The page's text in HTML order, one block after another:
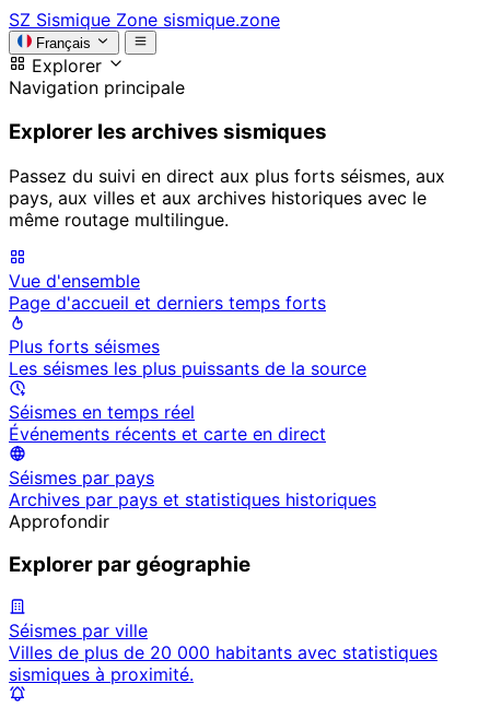
SZ Sismique Zone sismique.zone
Français
Explorer
Navigation principale
Explorer les archives sismiques
Passez du suivi en direct aux plus forts séismes, aux
pays, aux villes et aux archives historiques avec le
même routage multilingue.
Vue d'ensemble
Page d'accueil et derniers temps forts
Plus forts séismes
Les séismes les plus puissants de la source
Séismes en temps réel
Événements récents et carte en direct
Séismes par pays
Archives par pays et statistiques historiques
Approfondir
Explorer par géographie
Séismes par ville
Villes de plus de 20 000 habitants avec statistiques
sismiques à proximité.